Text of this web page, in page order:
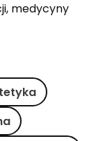
medycyny